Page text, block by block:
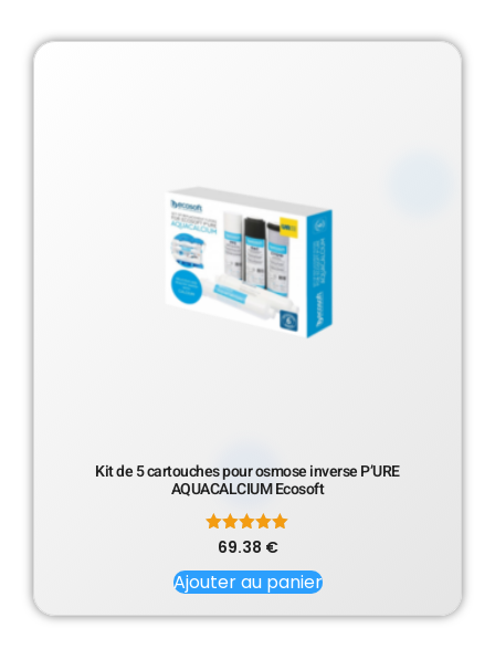
Kit de 5 cartouches pour osmose inverse P’URE
AQUACALCIUM Ecosoft
Note
sur 5
69.38 €
Ajouter au panier